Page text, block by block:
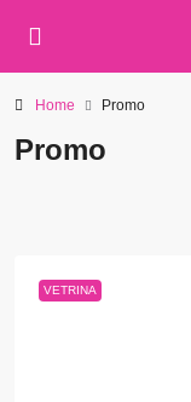
Home Promo
Promo
VETRINA